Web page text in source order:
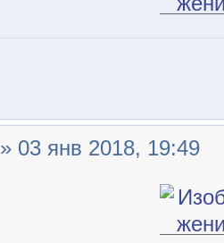
» 03 янв 2018, 19:49